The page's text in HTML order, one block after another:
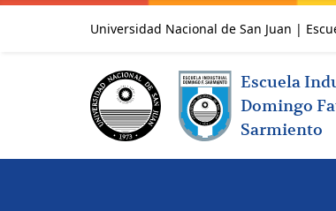
Universidad Nacional de San Juan |
Escuela
Domingo
Sarmiento